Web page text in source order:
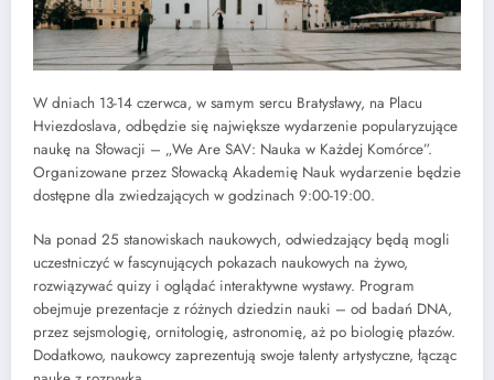
W dniach 13-14 czerwca, w samym sercu Bratysławy, na Placu
Hviezdoslava, odbędzie się największe wydarzenie popularyzujące
naukę na Słowacji – „We Are SAV: Nauka w Każdej Komórce”.
Organizowane przez Słowacką Akademię Nauk wydarzenie będzie
dostępne dla zwiedzających w godzinach 9:00-19:00.
Na ponad 25 stanowiskach naukowych, odwiedzający będą mogli
uczestniczyć w fascynujących pokazach naukowych na żywo,
rozwiązywać quizy i oglądać interaktywne wystawy. Program
obejmuje prezentacje z różnych dziedzin nauki – od badań DNA,
przez sejsmologię, ornitologię, astronomię, aż po biologię płazów.
Dodatkowo, naukowcy zaprezentują swoje talenty artystyczne, łącząc